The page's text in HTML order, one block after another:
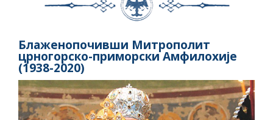
Блаженопочивши Митрополит
црногорско-приморски Амфилохије
(1938-2020)